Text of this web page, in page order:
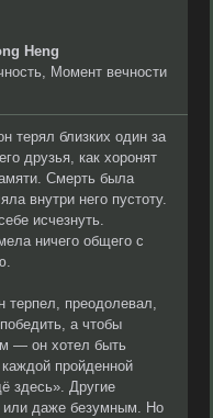
Heng
Момент вечности
терял близких один за
друзья, как хоронят
Смерть была
внутри него пустоту.
исчезнуть.
ничего общего с
терпел, преодолевал,
а чтобы
— он хотел быть
пройденной
здесь». Другие
или даже безумным. Но